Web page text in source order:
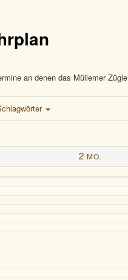
an denen das Müllemer
2 MO.